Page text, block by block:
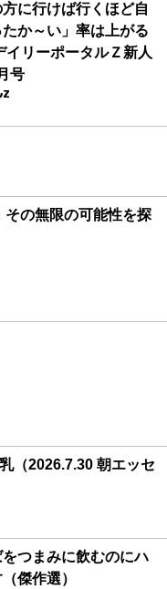
に行けば行くほど自
か～い」率は上がる
イリーポータルＺ新人
号
Z
の無限の可能性を探
（2026.7.30 朝エッセ
つまみに飲むのにハ
傑作選）